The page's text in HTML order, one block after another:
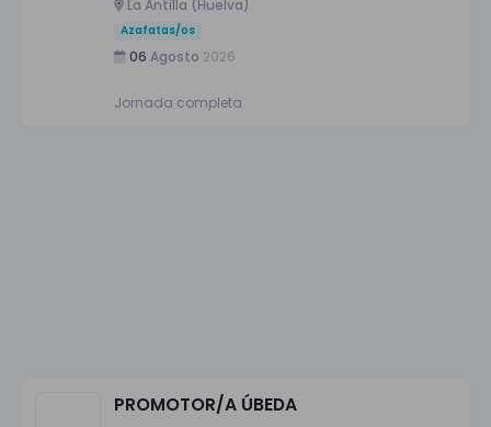
La Antilla (Huelva)
Azafatas/os
06 Agosto 2026
Jornada completa
PROMOTOR/A ÚBEDA